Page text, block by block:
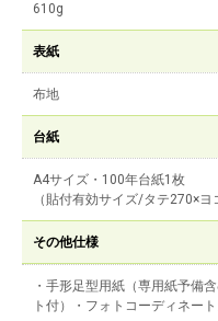
610g
表紙
布地
台紙
A4サイズ・100年台紙1枚
（貼付有効サイズ/タテ270×ヨ
その他仕様
・手形足型用紙（専用紙予備
ト付）・フォトコーディネー